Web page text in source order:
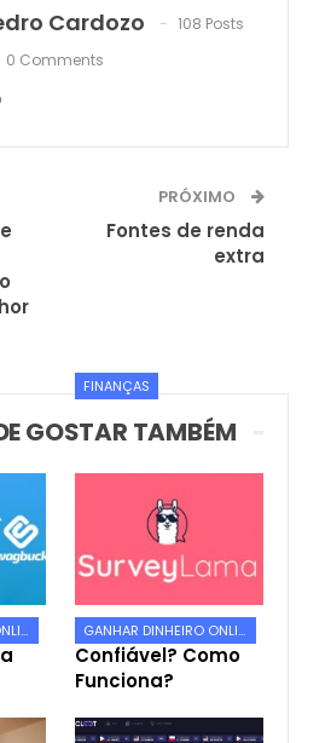
Cardozo
108 Posts
0 Comments
PRÓXIMO
Fontes de renda
extra
GOSTAR TAMBÉM
FINANÇAS
Surveylama é
Confiável? Como
Funciona?
GANHAR DINHEIRO ONLINE GANHAR DINHEIRO ONLINE